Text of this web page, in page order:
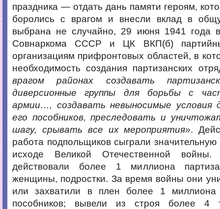
праздника — отдать дань памяти героям,
боролись с врагом и внесли вклад в
выбрана не случайно, 29 июня 1941 года
Совнаркома СССР и ЦК ВКП(б)
организациям прифронтовых областей, в
необходимость создания партизанских
врагом районах создавать
диверсионные группы для борьбы с
армии…, создавать невыносимые условия
его пособников, преследовать и
шагу, срывать все их мероприятия».
работа подпольщиков сыграли
исходе Великой Отечественной
действовали более 1 миллиона
женщины, подростки. За время войны они
или захватили в плен более 1
пособников; вывели из строя более 4